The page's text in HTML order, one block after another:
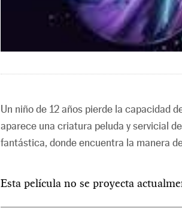
Un niño de 12 años pierde la capacidad
aparece una criatura peluda y servicial
fantástica, donde encuentra la manera
Esta película no se proyecta